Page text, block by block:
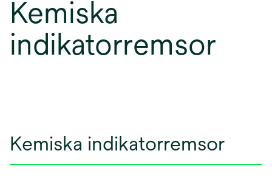
Kemiska
indikatorremsor
Kemiska indikatorremsor